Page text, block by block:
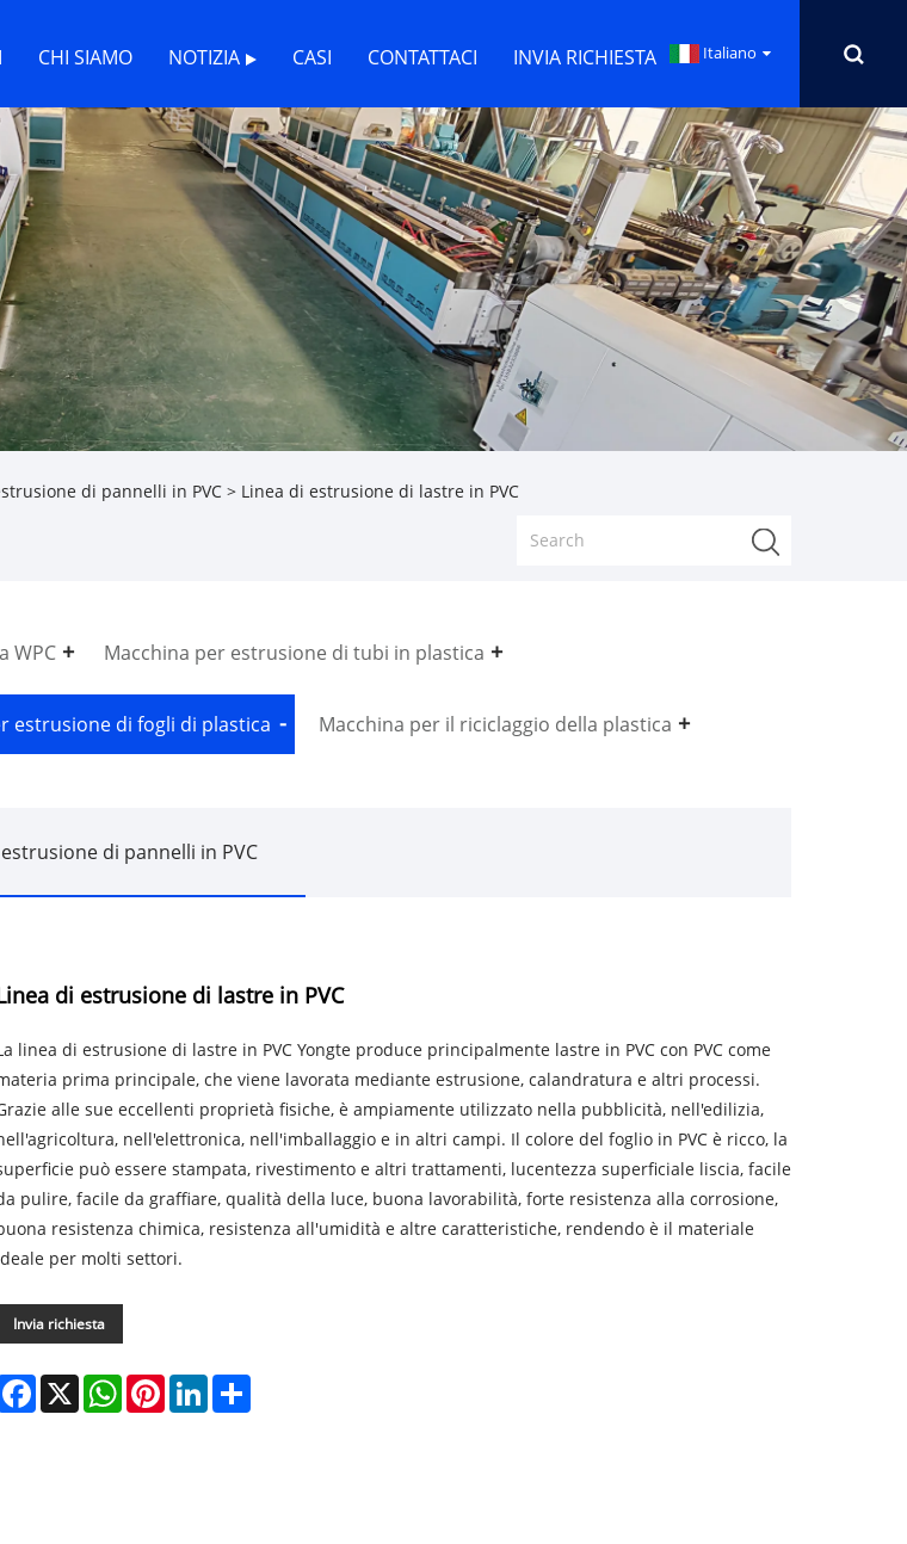
CHI SIAMO NOTIZIA CASI CONTATTACI INVIA RICHIESTA Italiano
di pannelli in PVC > Linea di estrusione di lastre in PVC
WPC Macchina per estrusione di tubi in plastica
estrusione di fogli di plastica Macchina per il riciclaggio della plastica
di pannelli in PVC
di estrusione di lastre in PVC
linea di estrusione di lastre in PVC Yongte produce principalmente lastre in PVC con PVC come
prima principale, che viene lavorata mediante estrusione, calandratura e altri processi.
alle sue eccellenti proprietà fisiche, è ampiamente utilizzato nella pubblicità, nell'edilizia,
nell'elettronica, nell'imballaggio e in altri campi. Il colore del foglio in PVC è ricco, la
può essere stampata, rivestimento e altri trattamenti, lucentezza superficiale liscia, facile
pulire, facile da graffiare, qualità della luce, buona lavorabilità, forte resistenza alla corrosione,
resistenza chimica, resistenza all'umidità e altre caratteristiche, rendendo è il materiale
per molti settori.
Invia richiesta
Facebook
X WhatsAppPinterestLinkedIn